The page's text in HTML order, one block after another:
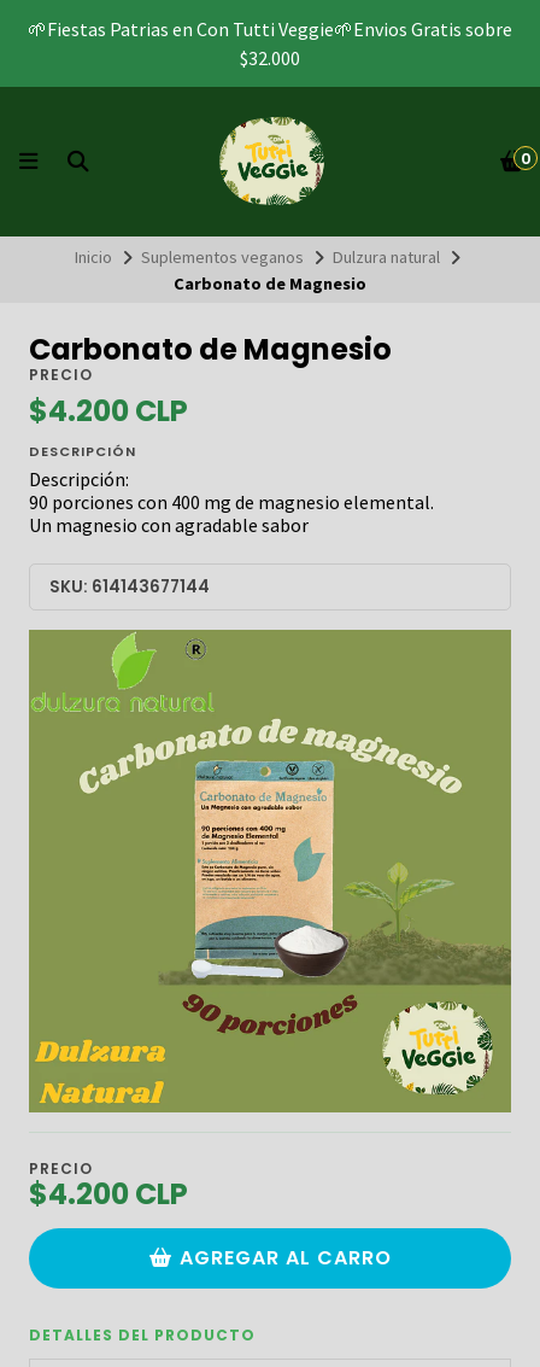
🌱Fiestas Patrias en Con Tutti Veggie🌱Envios Gratis sobre
$32.000
0
Inicio Suplementos veganos
Dulzura natural
Carbonato de Magnesio
Carbonato de Magnesio
PRECIO
$4.200 CLP
DESCRIPCIÓN
Descripción:
90 porciones con 400 mg de magnesio elemental.
Un magnesio con agradable sabor​
SKU: 614143677144
PRECIO
$4.200 CLP
AGREGAR AL CARRO
DETALLES DEL PRODUCTO